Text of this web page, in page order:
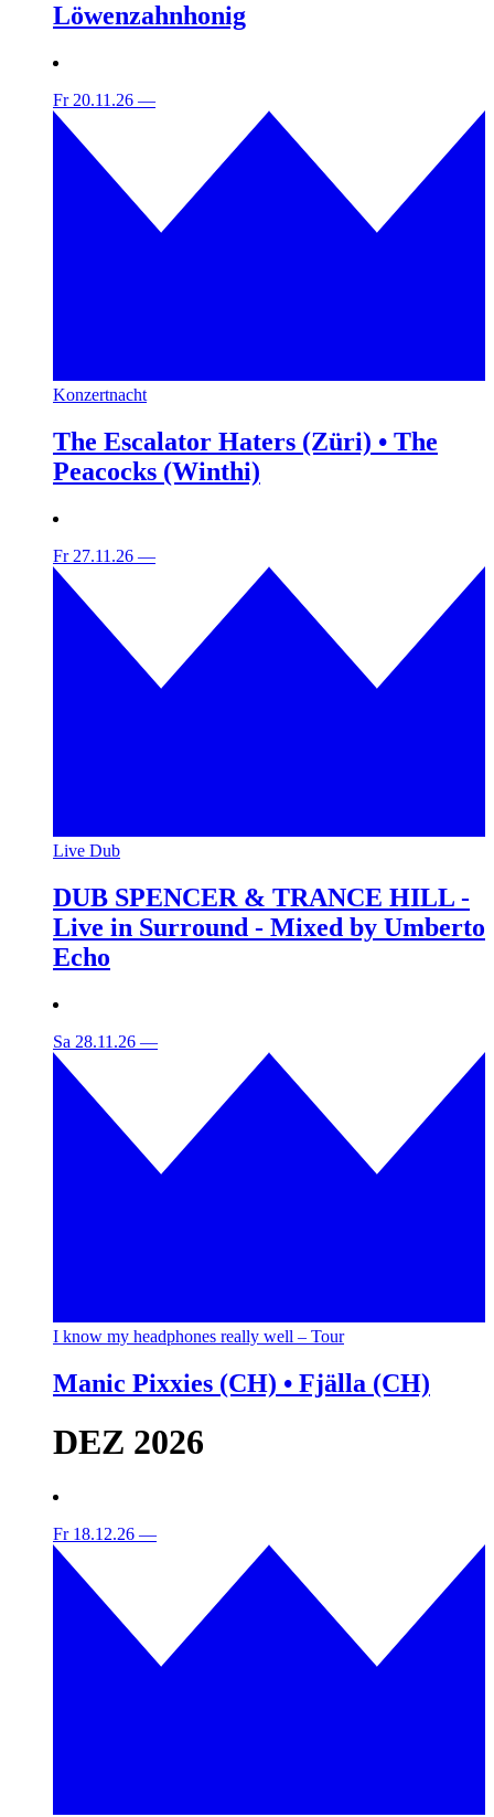
Löwenzahnhonig
Fr 20.11.26 —
Konzertnacht
The Escalator Haters (Züri) • The
Peacocks (Winthi)
Fr 27.11.26 —
Live Dub
DUB SPENCER & TRANCE HILL -
Live in Surround - Mixed by Umberto
Echo
Sa 28.11.26 —
I know my headphones really well – Tour
Manic Pixxies (CH) • Fjälla (CH)
DEZ 2026
Fr 18.12.26 —